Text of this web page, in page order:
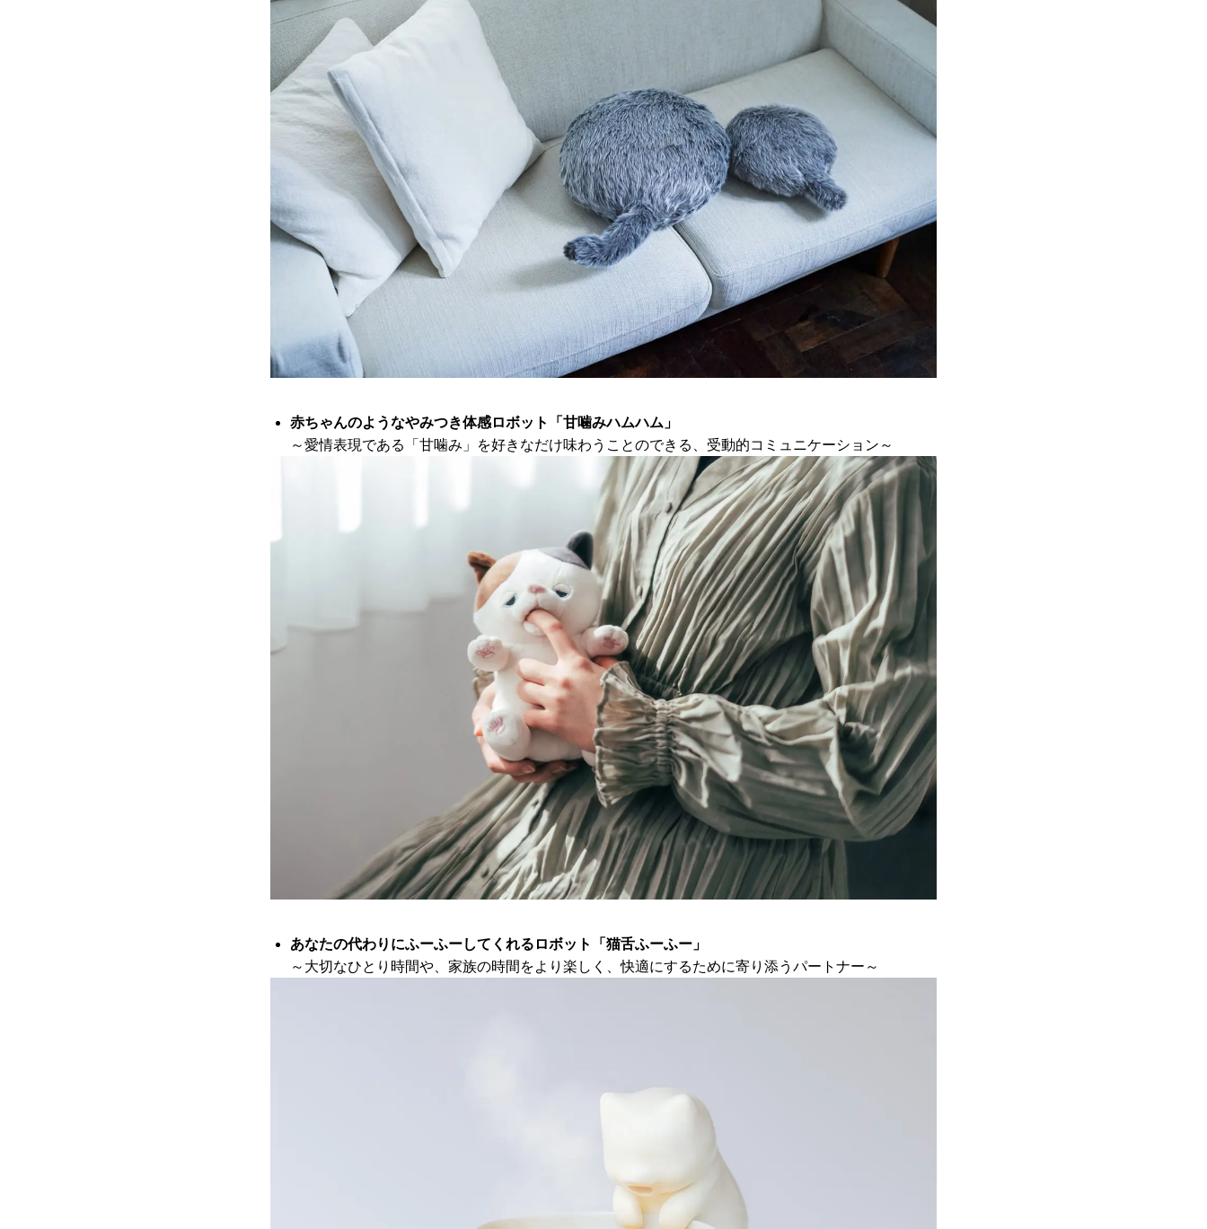
赤ちゃんのようなやみつき体感ロボット「甘噛みハムハム」
～愛情表現である「甘噛み」を好きなだけ味わうことのできる、受動的コミュニケーション～
あなたの代わりにふーふーしてくれるロボット「猫舌ふーふー」
～大切なひとり時間や、家族の時間をより楽しく、快適にするために寄り添うパートナー～